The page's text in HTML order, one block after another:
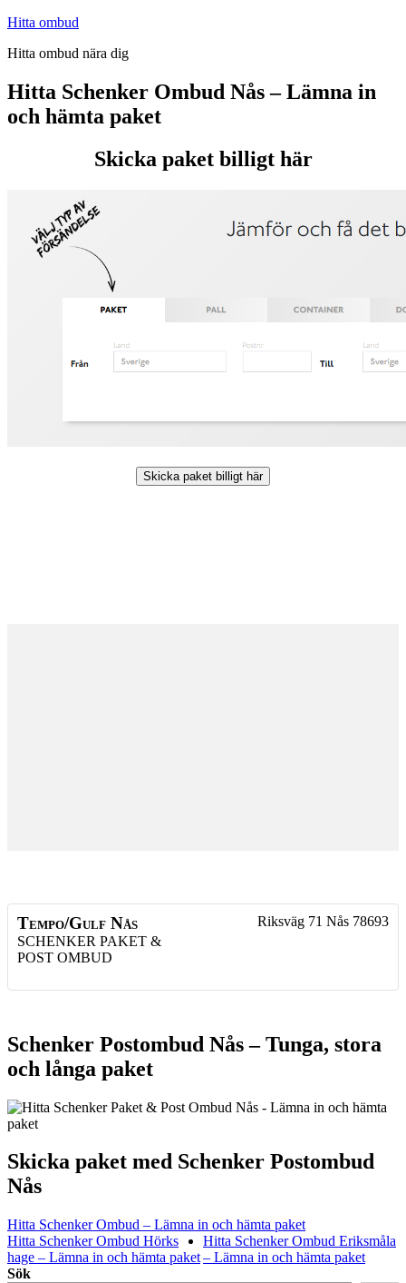
Hoppa
innehåll
Hitta ombud
Hitta ombud nära dig
Hitta Schenker Ombud Nås – Lämna in
och hämta paket
Skicka paket billigt här
Skicka paket billigt här
Tempo/Gulf Nås
SCHENKER PAKET &
POST OMBUD
Riksväg 71 Nås 78693
Schenker Postombud Nås – Tunga, stora
och långa paket
Skicka paket med Schenker Postombud
Nås
Hitta Schenker Ombud – Lämna in och hämta paket
Hitta Schenker Ombud Hörks
hage – Lämna in och hämta paket
Hitta Schenker Ombud Eriksmåla
– Lämna in och hämta paket
Sök